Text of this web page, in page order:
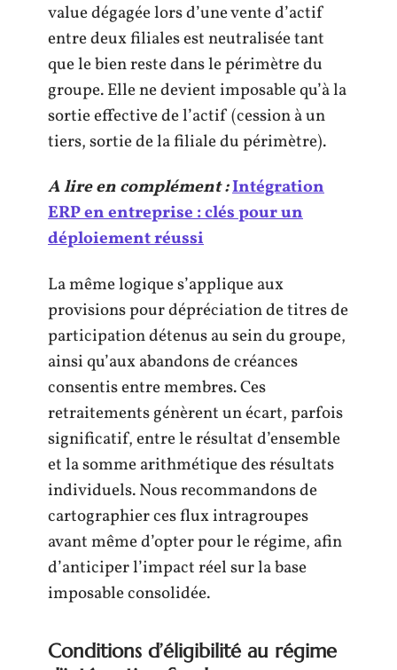
value dégagée lors d’une vente d’actif
entre deux filiales est neutralisée tant
que le bien reste dans le périmètre du
groupe. Elle ne devient imposable qu’à la
sortie effective de l’actif (cession à un
tiers, sortie de la filiale du périmètre).
A lire en complément :Intégration
ERP en entreprise : clés pour un
déploiement réussi
La même logique s’applique aux
provisions pour dépréciation de titres de
participation détenus au sein du groupe,
ainsi qu’aux abandons de créances
consentis entre membres. Ces
retraitements génèrent un écart, parfois
significatif, entre le résultat d’ensemble
et la somme arithmétique des résultats
individuels. Nous recommandons de
cartographier ces flux intragroupes
avant même d’opter pour le régime, afin
d’anticiper l’impact réel sur la base
imposable consolidée.
Conditions d’éligibilité au régime